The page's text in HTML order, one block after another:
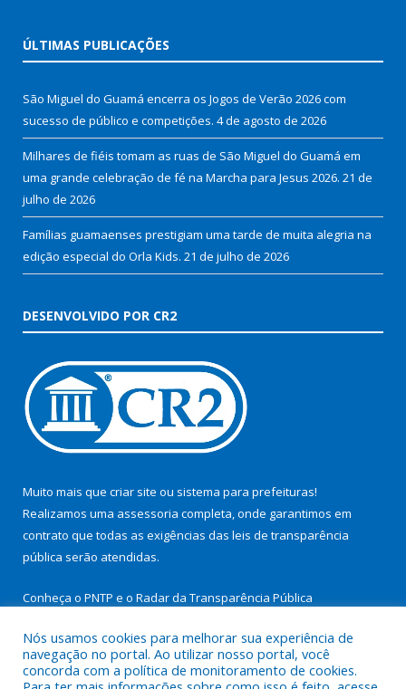
ÚLTIMAS PUBLICAÇÕES
São Miguel do Guamá encerra os Jogos de Verão 2026 com
sucesso de público e competições. 4 de agosto de 2026
Milhares de fiéis tomam as ruas de São Miguel do Guamá em
uma grande celebração de fé na Marcha para Jesus 2026. 21 de
julho de 2026
Famílias guamaenses prestigiam uma tarde de muita alegria na
edição especial do Orla Kids. 21 de julho de 2026
DESENVOLVIDO POR CR2
Muito mais que criar site ou sistema para prefeituras!
Realizamos uma assessoria completa, onde garantimos em
contrato que todas as exigências das leis de transparência
pública serão atendidas.
Conheça o PNTP e o Radar da Transparência Pública
Nós usamos cookies para melhorar sua experiência de
navegação no portal. Ao utilizar nosso portal, você
concorda com a política de monitoramento de cookies.